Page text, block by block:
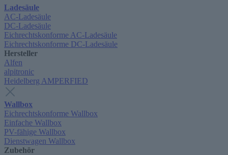
Ladesäule
AC-Ladesäule
DC-Ladesäule
Eichrechtskonforme AC-Ladesäule
Eichrechtskonforme DC-Ladesäule
Hersteller
Alfen
alpitronic
Heidelberg AMPERFIED
Wallbox
Eichrechtskonforme Wallbox
Einfache Wallbox
PV-fähige Wallbox
Dienstwagen Wallbox
Zubehör